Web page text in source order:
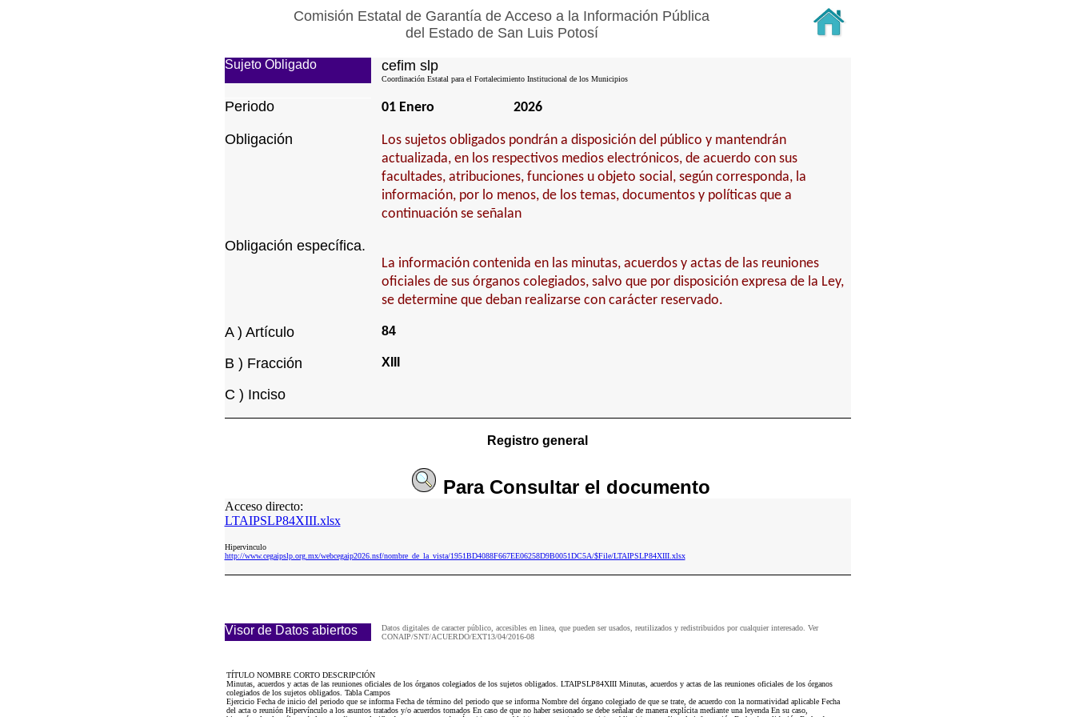
Comisión Estatal de Garantía de Acceso a la Información Pública
del Estado de San Luis Potosí
Sujeto Obligado cefim slp
Coordinación Estatal para el Fortalecimiento Institucional de los Municipios
Periodo 01 Enero 2026
Obligación
Los sujetos obligados pondrán a disposición del público y mantendrán
actualizada, en los respectivos medios electrónicos, de acuerdo con sus
facultades, atribuciones, funciones u objeto social, según corresponda, la
información, por lo menos, de los temas, documentos y políticas que a
continuación se señalan
Obligación específica.
La información contenida en las minutas, acuerdos y actas de las reuniones
oficiales de sus órganos colegiados, salvo que por disposición expresa de la Ley,
se determine que deban realizarse con carácter reservado.
A ) Artículo 84
B ) Fracción XIII
C ) Inciso
Registro general
Para Consultarel documento
Acceso directo:
LTAIPSLP84XIII.xlsx
Hipervinculo
http://www.cegaipslp.org.mx/webcegaip2026.nsf/nombre_de_la_vista/1951BD4088F667EE06258D9B0051DC5A/$File/LTAIPSLP84XIII.xlsx
Visor de Datos abiertos
Datos digitales de caracter público, accesibles en linea, que pueden ser usados, reutilizados y redistribuidos por cualquier interesado. Ver
CONAIP/SNT/ACUERDO/EXT13/04/2016-08
TÍTULO NOMBRE CORTO DESCRIPCIÓN
Minutas, acuerdos y actas de las reuniones oficiales de los órganos colegiados de los sujetos obligados. LTAIPSLP84XIII Minutas, acuerdos y actas de las reuniones oficiales de los órganos
colegiados de los sujetos obligados. Tabla Campos
Ejercicio Fecha de inicio del periodo que se informa Fecha de término del periodo que se informa Nombre del órgano colegiado de que se trate, de acuerdo con la normatividad aplicable Fecha
del acta o reunión Hipervínculo a los asuntos tratados y/o acuerdos tomados En caso de que no haber sesionado se debe señalar de manera explícita mediante una leyenda En su caso,